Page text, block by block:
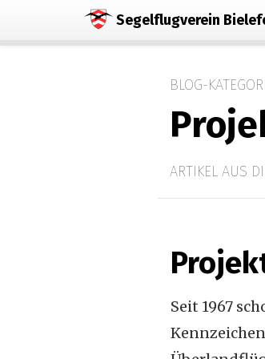
Segelflugverein
BLOG-
ARTIKEL AUS
Seit 1967